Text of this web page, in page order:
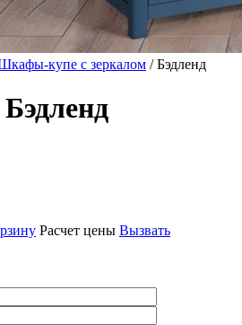
купе с зеркалом / Бэдленд
Расчет цены Вызвать